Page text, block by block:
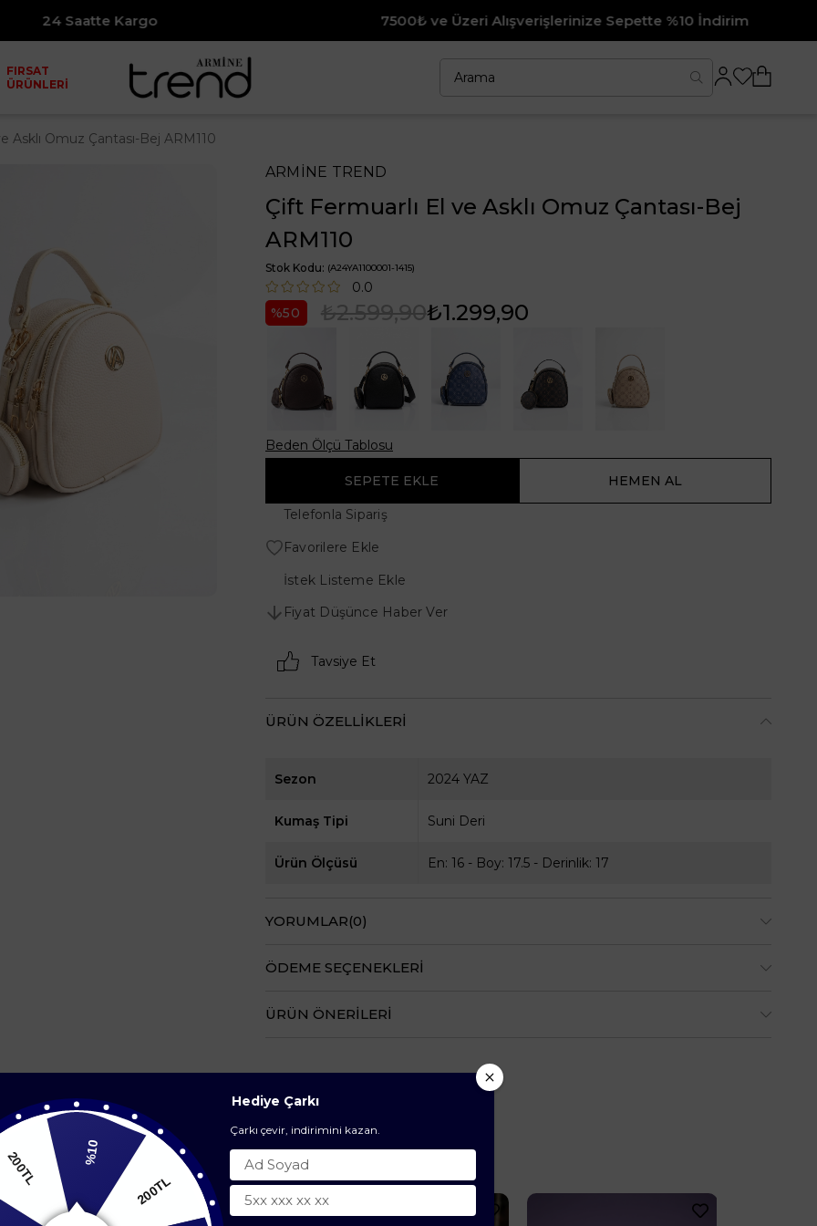
Kargo 7500₺ ve Üzeri Alışverişlerinize Sepette %10 İndirim
FIRSAT
ÜRÜNLERİ
Asklı Omuz Çantası-Bej ARM110
ARMİNE TREND
Çift Fermuarlı El ve Asklı Omuz Çantası-Bej
ARM110
Stok Kodu (A24YA1100001-1415)
0.0
50
₺2.599,90₺1.299,90
Beden Ölçü Tablosu
Telefonla Sipariş
Favorilere Ekle
İstek Listeme Ekle
Fiyat Düşünce Haber Ver
Tavsiye Et
ÜRÜN ÖZELLIKLERI
Sezon 2024 YAZ
Kumaş Tipi Suni Deri
Ürün Ölçüsü En: 16 - Boy: 17.5 - Derinlik: 17
YORUMLAR(0)
ÖDEME SEÇENEKLERI
ÜRÜN ÖNERILERI
BENZER ÜRÜNLER
%10 200TL
Hediye Çarkı
Çarkı çevir, indirimini kazan.